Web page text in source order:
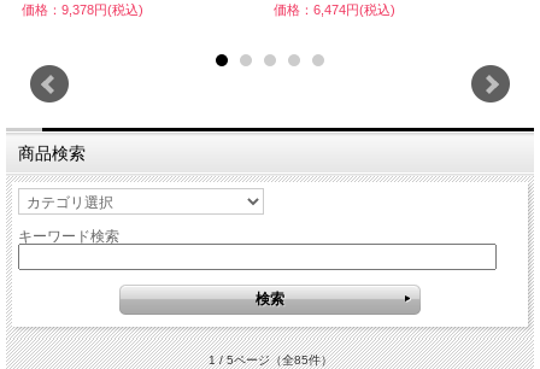
価格：9,378円(税込) 価格：6,474円(税込)
商品検索
キーワード検索
1 / 5ページ（全85件）